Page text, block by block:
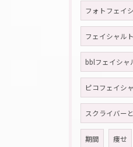
フォトフェイ
フェイシャル
bblフェイシャ
ピコフェイシ
スクライバー
期間 痩せ